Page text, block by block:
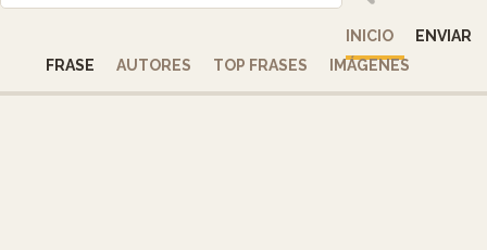
INICIO
ENVIAR
FRASE
AUTORES TOP FRASES IMÁGENES